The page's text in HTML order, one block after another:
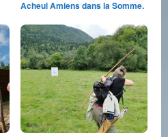
Acheul Amiens dans la Somme.